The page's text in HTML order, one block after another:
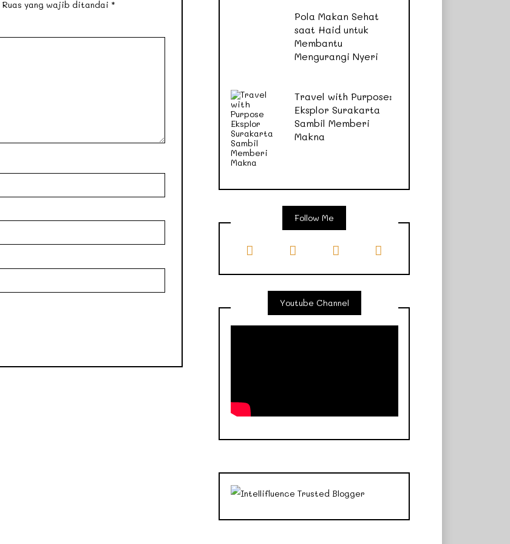
Ruas yang wajib ditandai *
Pola Makan Sehat
saat Haid untuk
Membantu
Mengurangi Nyeri
Travel with Purpose:
Eksplor Surakarta
Sambil Memberi
Makna
Follow Me
Youtube Channel